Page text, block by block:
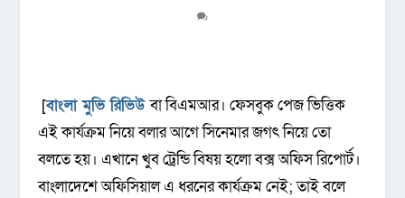
[বাংলা মুভি রিভিউবা বিএমআর। ফেসবুক পেজ ভিত্তিক
এই কার্যক্রম নিয়ে বলার আগে সিনেমার জগৎ নিয়ে তো
বলতে হয়। এখানে খুব ট্রেন্ডি বিষয় হলো বক্স অফিস রিপোর্ট।
বাংলাদেশে অফিসিয়াল এ ধরনের কার্যক্রম নেই; তাই বলে